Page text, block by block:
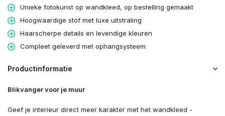
Unieke fotokunst op wandkleed, op bestelling gemaakt
Hoogwaardige stof met luxe uitstraling
Haarscherpe details en levendige kleuren
Compleet geleverd met ophangsysteem
Productinformatie
Blikvanger voor je muur
Geef je interieur direct meer karakter met het wandkleed -